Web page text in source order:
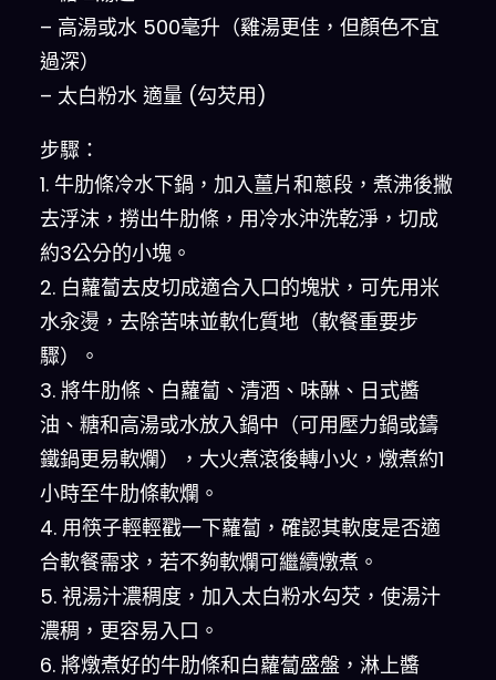
– 高湯或水 500毫升（雞湯更佳，但顏色不宜
過深）
– 太白粉水 適量 (勾芡用)
步驟：
1. 牛肋條冷水下鍋，加入薑片和蔥段，煮沸後撇
去浮沫，撈出牛肋條，用冷水沖洗乾淨，切成
約3公分的小塊。
2. 白蘿蔔去皮切成適合入口的塊狀，可先用米
水汆燙，去除苦味並軟化質地（軟餐重要步
驟）。
3. 將牛肋條、白蘿蔔、清酒、味醂、日式醬
油、糖和高湯或水放入鍋中（可用壓力鍋或鑄
鐵鍋更易軟爛），大火煮滾後轉小火，燉煮約1
小時至牛肋條軟爛。
4. 用筷子輕輕戳一下蘿蔔，確認其軟度是否適
合軟餐需求，若不夠軟爛可繼續燉煮。
5. 視湯汁濃稠度，加入太白粉水勾芡，使湯汁
濃稠，更容易入口。
6. 將燉煮好的牛肋條和白蘿蔔盛盤，淋上醬